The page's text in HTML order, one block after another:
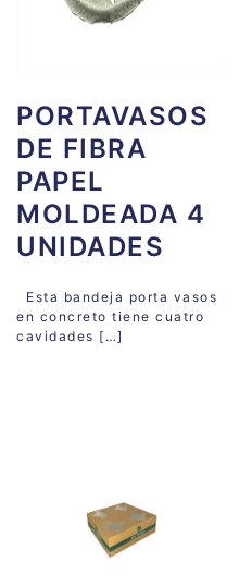
PORTAVASOS
DE FIBRA
PAPEL
MOLDEADA 4
UNIDADES
Esta bandeja porta vasos
en concreto tiene cuatro
cavidades […]